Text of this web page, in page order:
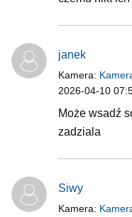
janek
Kamera:
2026-04-10
Może wsadź
zadziala
Siwy
Kamera: